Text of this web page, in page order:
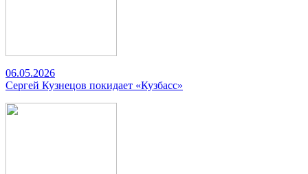
06.05.2026
Сергей Кузнецов покидает «Кузбасс»